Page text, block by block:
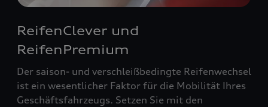
ReifenClever und
ReifenPremium
Der saison- und verschleißbedingte Reifenwechsel
ist ein wesentlicher Faktor für die Mobilität Ihres
Geschäftsfahrzeugs. Setzen Sie mit den